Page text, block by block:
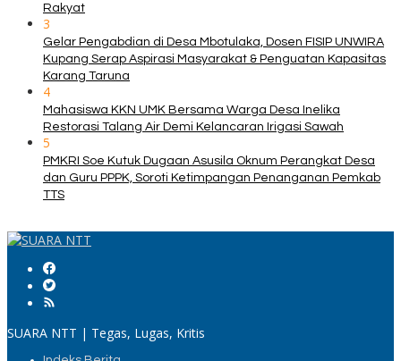
Rakyat
3
Gelar Pengabdian di Desa Mbotulaka, Dosen FISIP UNWIRA
Kupang Serap Aspirasi Masyarakat & Penguatan Kapasitas
Karang Taruna
4
Mahasiswa KKN UMK Bersama Warga Desa Inelika
Restorasi Talang Air Demi Kelancaran Irigasi Sawah
5
PMKRI Soe Kutuk Dugaan Asusila Oknum Perangkat Desa
dan Guru PPPK, Soroti Ketimpangan Penanganan Pemkab
TTS
SUARA NTT | Tegas, Lugas, Kritis